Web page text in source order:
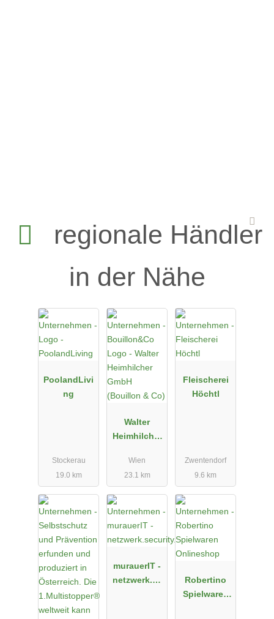
regionale Händler
in der Nähe
PoolandLivi
ng
Stockerau
19.0 km
Walter
Heimhilcher
(Bouillon &
Co)
Wien
23.1 km
Fleischerei
Höchtl
Zwentendorf
9.6 km
murauerIT -
netzwerk.se
Robertino
Spielwaren